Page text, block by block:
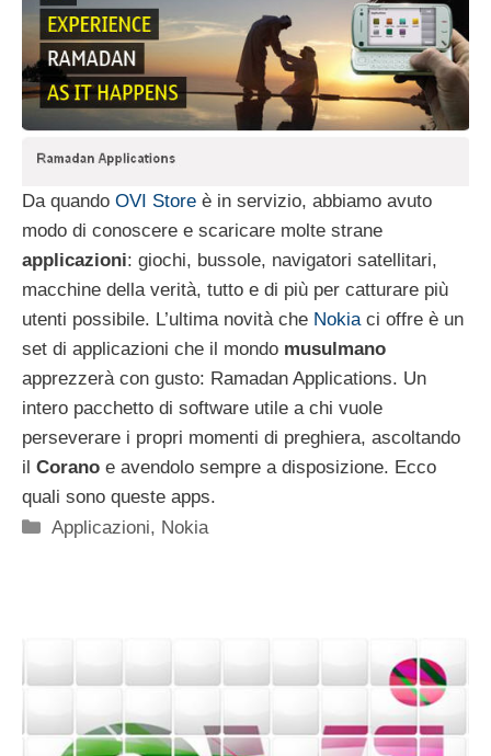
Da quando OVI Store è in servizio, abbiamo avuto
modo di conoscere e scaricare molte strane
applicazioni: giochi, bussole, navigatori satellitari,
macchine della verità, tutto e di più per catturare più
utenti possibile. L’ultima novità che Nokiaci offre è un
set di applicazioni che il mondo musulmano
apprezzerà con gusto: Ramadan Applications. Un
intero pacchetto di software utile a chi vuole
perseverare i propri momenti di preghiera, ascoltando
il Corano e avendolo sempre a disposizione. Ecco
quali sono queste apps.
Categorie
Applicazioni, Nokia